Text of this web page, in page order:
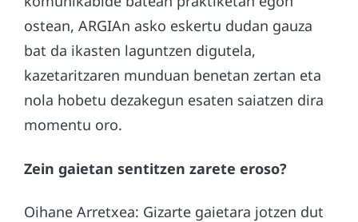
ostean, ARGIAn asko eskertu dudan gauza
bat da ikasten laguntzen digutela,
kazetaritzaren munduan benetan zertan eta
nola hobetu dezakegun esaten saiatzen dira
momentu oro.
Zein gaietan sentitzen zarete eroso?
Oihane Arretxea: Gizarte gaietara jotzen dut